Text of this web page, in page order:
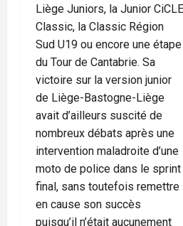
Liège Juniors, la Junior CiCLE
Classic, la Classic Région
Sud U19 ou encore une étape
du Tour de Cantabrie. Sa
victoire sur la version junior
de Liège-Bastogne-Liège
avait d’ailleurs suscité de
nombreux débats après une
intervention maladroite d’une
moto de police dans le sprint
final, sans toutefois remettre
en cause son succès
puisqu’il n’était aucunement